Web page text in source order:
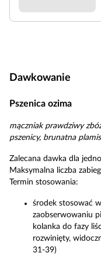
Dawkowanie
Pszenica ozima
mączniak prawdziwy
pszenicy, brunatna
Zalecana dawka dla
Maksymalna liczba
Termin stosowania:
środek stosować
zaobserwowaniu
kolanka do fazy
rozwinięty,
31-39)